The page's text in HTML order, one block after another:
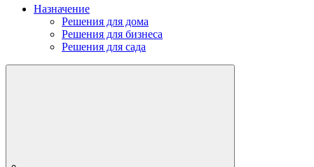
Назначение
Решения для дома
Решения для бизнеса
Решения для сада